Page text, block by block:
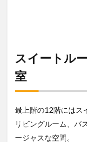
スイートル
室
最上階の12階にはス
リビングルーム、バ
ージャスな空間。